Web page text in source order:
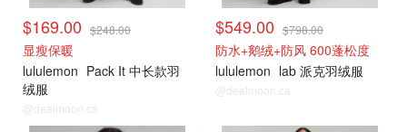
$169.00 $248.00
显瘦保暖
lululemon Pack It 中长款羽
绒服
@dealmoon.ca
$549.00 $798.00
防水+鹅绒+防风 600蓬松度
lululemon lab 派克羽绒服
@dealmoon.ca